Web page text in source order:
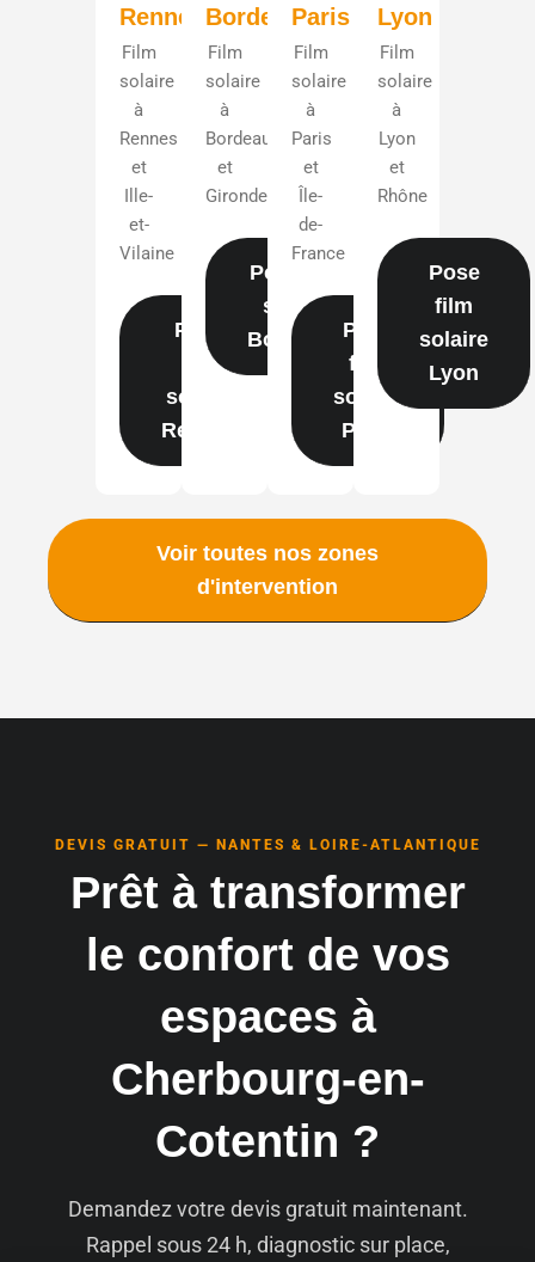
Rennes
Film
solaire
à
Rennes
et
Ille-
et-
Vilaine
Pose
film
solaire
Rennes
Bordeaux
Film
solaire
à
Bordeaux
et
Gironde
Pose film
solaire
Bordeaux
Paris
Film
solaire
à
Paris
et
Île-
de-
France
Pose
film
solaire
Paris
Lyon
Film
solaire
à
Lyon
et
Rhône
Pose
film
solaire
Lyon
Voir toutes nos zones
d'intervention
DEVIS GRATUIT — NANTES & LOIRE-ATLANTIQUE
Prêt à transformer
le confort de vos
espaces à
Cherbourg-en-
Cotentin ?
Demandez votre devis gratuit maintenant.
Rappel sous 24 h, diagnostic sur place,